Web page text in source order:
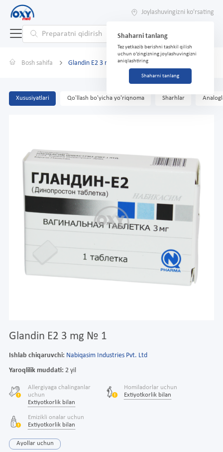
Joylashuvingizni ko'rsating
Shaharni tanlang
Tez yetkazib berishni tashkil qilish
uchun o'zingizning joylashuvingizni
aniqlashtiring
Shaharni tanlang
Bosh sahifa Glandin E2 3 mg № 1
Xususiyatlari Qo'llash bo'yicha yo'riqnoma Sharhlar
Glandin E2 3 mg № 1
Ishlab chiqaruvchi: Nabiqasim Industries Pvt. Ltd
Yaroqlilik muddati: 2 yil
Allergiyaga chalinganlar
uchun
Extiyotkorlik bilan
Homiladorlar uchun
Extiyotkorlik bilan
Emizikli onalar uchun
Extiyotkorlik bilan
Ayollar uchun